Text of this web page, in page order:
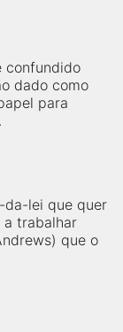
confundido
dado como
para
da-lei que quer
a trabalhar
que o